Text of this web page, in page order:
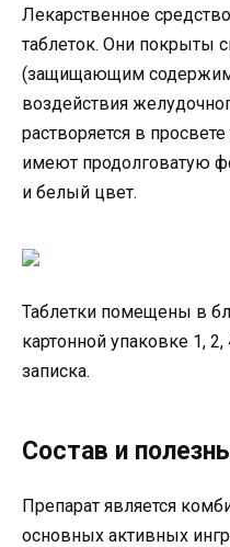
Лекарственное
таблеток. Они покрыты
(защищающим
воздействия
растворяется в
имеют продолговатую
и белый цвет.
Таблетки помещены в
картонной упаковке 1,
записка.
Состав и
Препарат является
основных активных